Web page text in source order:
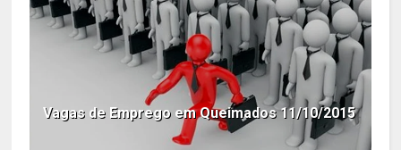
Vagas de Emprego em Queimados 11/10/2015